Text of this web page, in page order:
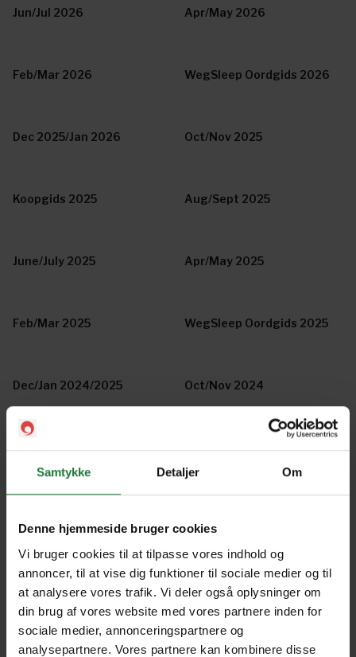
Samtykke Detaljer Om
Denne hjemmeside bruger cookies
Vi bruger cookies til at tilpasse vores indhold og
annoncer, til at vise dig funktioner til sociale medier og til
at analysere vores trafik. Vi deler også oplysninger om
din brug af vores website med vores partnere inden for
sociale medier, annonceringspartnere og
analysepartnere. Vores partnere kan kombinere disse
Jun/Jul 2026 Apr/May 2026
Feb/Mar 2026 WegSleep Oordgids 2026
Dec 2025/Jan 2026 Oct/Nov 2025
Koopgids 2025 Aug/Sept 2025
June/July 2025 Apr/May 2025
Feb/Mar 2025 WegSleep Oordgids 2025
Dec/Jan 2024/2025 Oct/Nov 2024
Koopgids 2024 Aug/Sept 2024
Feb/Mar 2024 Oordgids 2024-1
Dec/Jan 2023/2024 ROETES WAT ROEP 2 2023